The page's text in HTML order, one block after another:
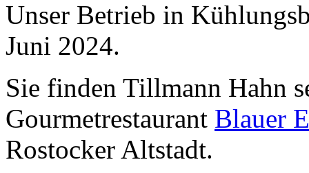
Die Suche nach
dem Neuen.
Austausch führt zur Inspiration. Neues
ist das Ergebnis ständigen Probierens.
Gelegenheit und Geschmack ist lang.
Unser Betrieb in
Juni 2024.
Sie finden Tillmann Hahn
Gourmetrestaurant Blauer
Rostocker Altstadt.